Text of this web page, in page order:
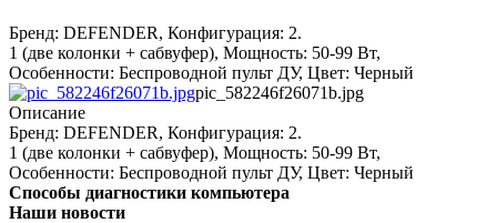
Бренд: DEFENDER, Конфигурация: 2.
1 (две колонки + сабвуфер), Мощность: 50-99 Вт,
Особенности: Беспроводной пульт ДУ, Цвет: Черный
pic_582246f26071b.jpg
Описание
Бренд: DEFENDER, Конфигурация: 2.
1 (две колонки + сабвуфер), Мощность: 50-99 Вт,
Особенности: Беспроводной пульт ДУ, Цвет: Черный
Способы диагностики компьютера
Наши новости